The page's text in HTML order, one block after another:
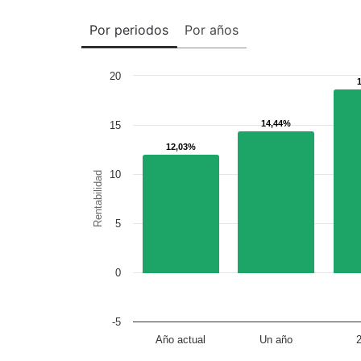
Por periodos Por años
Rentabilidad
12,03%
12,03%
14,44%
14,44%
Año actual Un año
-5
0
5
10
15
20